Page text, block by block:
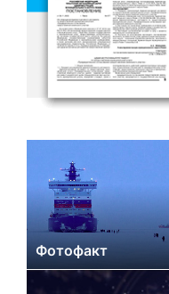
Фотофакт